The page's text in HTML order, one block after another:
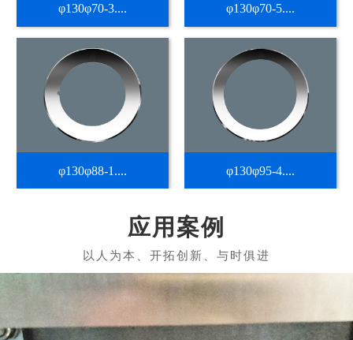
φ130φ70-3.... φ130φ70-5....
φ130φ88-1.... φ130φ95-4....
应用案例